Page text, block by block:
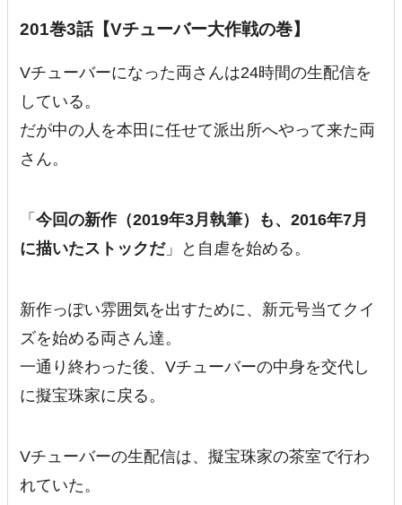
201巻3話【Vチューバー大作戦の巻】
Vチューバーになった両さんは24時間の生配信を
している。
だが中の人を本田に任せて派出所へやって来た両
さん。
「今回の新作（2019年3月執筆）も、2016年7月
に描いたストックだ」と自虐を始める。
新作っぽい雰囲気を出すために、新元号当てクイ
ズを始める両さん達。
一通り終わった後、Vチューバーの中身を交代し
に擬宝珠家に戻る。
Vチューバーの生配信は、擬宝珠家の茶室で行わ
れていた。